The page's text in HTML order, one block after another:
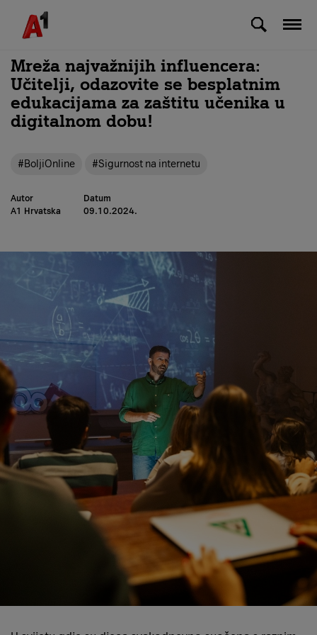
Skip to Main Content
Mreža najvažnijih influencera:
Učitelji, odazovite se besplatnim
edukacijama za zaštitu učenika u
digitalnom dobu!
#BoljiOnline #Sigurnost na internetu
Autor
A1 Hrvatska
Datum
09.10.2024.